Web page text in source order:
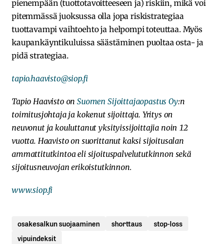
pienempään (tuottotavoitteeseen ja) riskiin, mikä voi
pitemmässä juoksussa olla jopa riskistrategiaa
tuottavampi vaihtoehto ja helpompi toteuttaa. Myös
kaupankäyntikuluissa säästäminen puoltaa osta- ja
pidä strategiaa.
tapio.haavisto@siop.fi
Tapio Haavisto onSuomen Sijoittajaopastus Oy:n
toimitusjohtaja ja kokenut sijoittaja. Yritys on
neuvonut ja kouluttanut yksityissijoittajia noin 12
vuotta. Haavisto on suorittanut kaksi sijoitusalan
ammattitutkintoa eli sijoituspalvelututkinnon sekä
sijoitusneuvojan erikoistutkinnon.
www.siop.fi
osakesalkun suojaaminen shorttaus
stop-loss
vipuindeksit